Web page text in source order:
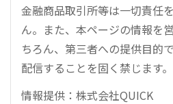
金融商品取引所等は一切責任
ん。また、本ページの情報を
ちろん、第三者への提供目的
配信することを固く禁じます。
情報提供：株式会社QUICK